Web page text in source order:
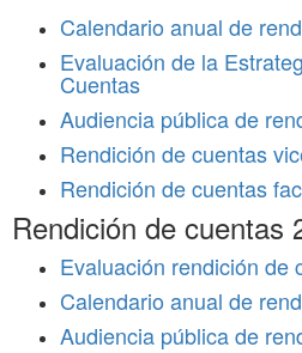
Calendario anual de
Evaluación de la
Cuentas
Audiencia pública de
Rendición de cuentas
Rendición de cuentas
Rendición de cuentas
Evaluación rendición de
Calendario anual de
Audiencia pública de